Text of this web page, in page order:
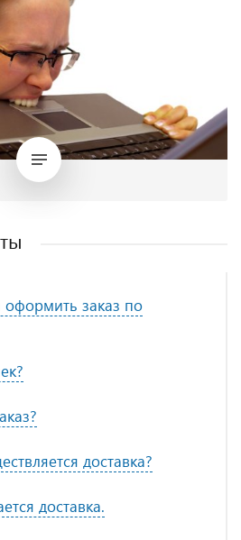
заказ по
доставка?
доставка.